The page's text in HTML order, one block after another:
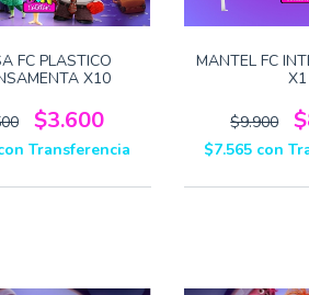
FC PLASTICO
X10
$3.600
Transferencia
MANTEL FC
X1
$9.900
$7.565 con